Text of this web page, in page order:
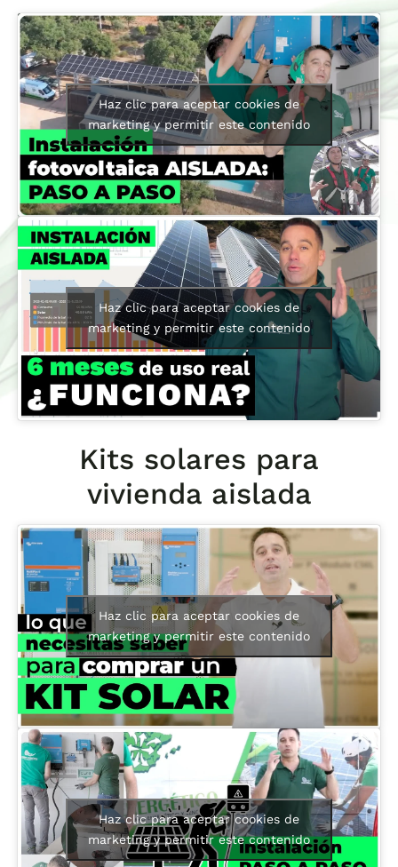
Haz clic para aceptar cookies de
marketing y permitir este contenido
Haz clic para aceptar cookies de
marketing y permitir este contenido
Kits solares para
vivienda aislada
Haz clic para aceptar cookies de
marketing y permitir este contenido
Haz clic para aceptar cookies de
marketing y permitir este contenido